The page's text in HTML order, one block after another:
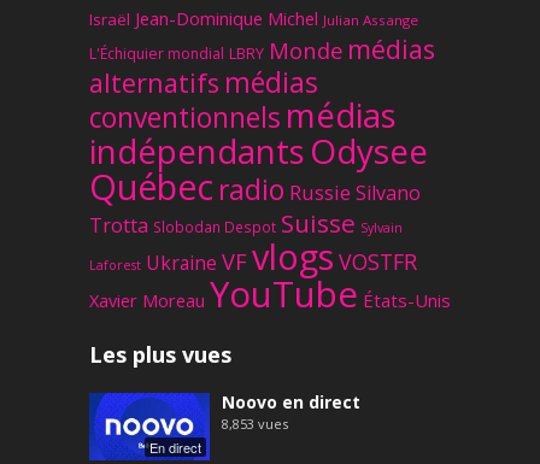
Israël Jean-Dominique Michel Julian Assange
L'Échiquier mondial LBRY Monde médias
alternatifs médias
conventionnels médias
indépendantsOdysee
Québec radio Russie Silvano
Trotta Slobodan Despot Suisse Sylvain
Laforest Ukraine VFvlogs VOSTFR
Xavier Moreau YouTube États-Unis
Les plus vues
En direct
Noovo en direct
8,853 vues